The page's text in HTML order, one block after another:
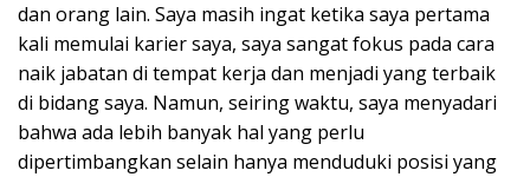
dan orang lain. Saya masih ingat ketika saya pertama
kali memulai karier saya, saya sangat fokus pada cara
naik jabatan di tempat kerja dan menjadi yang terbaik
di bidang saya. Namun, seiring waktu, saya menyadari
bahwa ada lebih banyak hal yang perlu
dipertimbangkan selain hanya menduduki posisi yang